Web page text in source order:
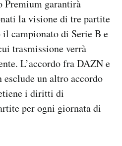
Premium garantirà
la visione di tre partite
campionato di Serie B e
trasmissione verrà
L’accordo fra DAZN e
un altro accordo
i diritti di
per ogni giornata di